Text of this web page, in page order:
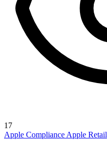
17
Apple Compliance Apple Retail